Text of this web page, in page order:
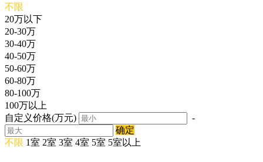
不限
20万以下
20-30万
30-40万
40-50万
50-60万
60-80万
80-100万
100万以上
自定义价格(万元)
-
确定
不限 1室 2室 3室 4室 5室 5室以上